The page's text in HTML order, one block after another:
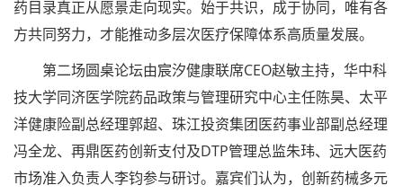
药目录真正从愿景走向现实。始于共识，成于协同，唯有各
方共同努力，才能推动多层次医疗保障体系高质量发展。
第二场圆桌论坛由宸汐健康联席CEO赵敏主持，华中科
技大学同济医学院药品政策与管理研究中心主任陈昊、太平
洋健康险副总经理郭超、珠江投资集团医药事业部副总经理
冯全龙、再鼎医药创新支付及DTP管理总监朱玮、远大医药
市场准入负责人李钧参与研讨。嘉宾们认为，创新药械多元